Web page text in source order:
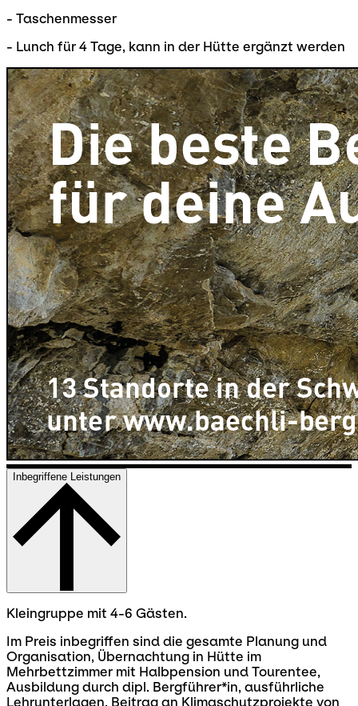
- Taschenmesser
- Lunch für 4 Tage, kann in der Hütte ergänzt werden
Inbegriffene Leistungen
Kleingruppe mit 4-6 Gästen.
Im Preis inbegriffen sind die gesamte Planung und
Organisation, Übernachtung in Hütte im
Mehrbettzimmer mit Halbpension und Tourentee,
Ausbildung durch dipl. Bergführer*in, ausführliche
Lehrunterlagen, Beitrag an Klimaschutzprojekte von